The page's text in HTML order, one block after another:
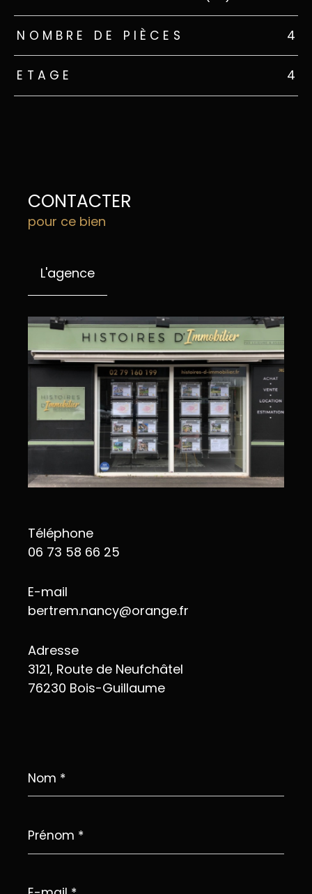
NOMBRE DE PIÈCES 4
ETAGE 4
CONTACTER
pour ce bien
L'agence
Téléphone
06 73 58 66 25
E-mail
bertrem.nancy@orange.fr
Adresse
3121, Route de Neufchâtel
76230 Bois-Guillaume
*
*
mail